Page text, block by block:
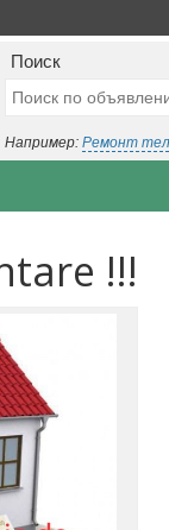
Поиск
Например: Ремонт
!!!